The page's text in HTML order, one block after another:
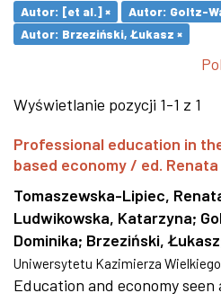
Autor: [et al.] ×
Autor: Goltz-
Autor: Brzeziński, Łukasz ×
Wyświetlanie pozycji 1-1 z 1
Professional education in
based economy / ed.
Tomaszewska-Lipiec,
Ludwikowska, Katarzyna;
Dominika; Brzeziński, Łukasz
Uniwersytetu Kazimierza Wielkiego
Education and economy